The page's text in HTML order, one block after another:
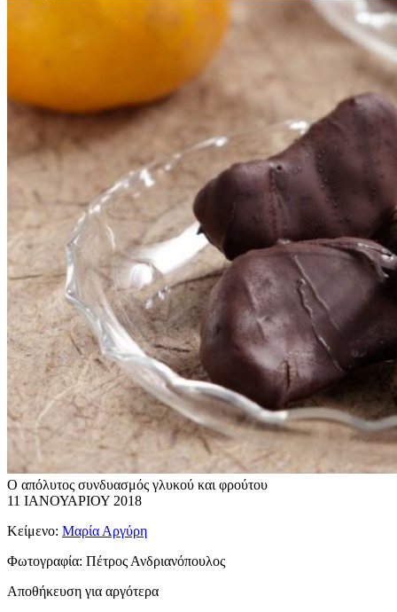
Ο απόλυτος συνδυασμός γλυκού και φρούτου
11 ΙΑΝΟΥΑΡΙΟΥ 2018
Κείμενο: Μαρία Αργύρη
Φωτογραφία: Πέτρος Ανδριανόπουλος
Αποθήκευση για αργότερα